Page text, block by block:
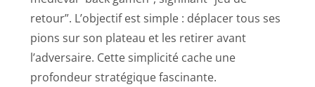
retour”. L’objectif est simple : déplacer tous ses
pions sur son plateau et les retirer avant
l’adversaire. Cette simplicité cache une
profondeur stratégique fascinante.